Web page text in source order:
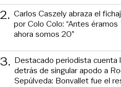
2. Carlos Caszely abraza el
por Colo Colo: “Antes
ahora somos 20”
3. Destacado periodista cuenta
detrás de singular apodo a
Sepúlveda: Bonvallet fue el